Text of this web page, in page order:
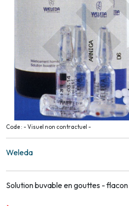
Code : - Visuel non contractuel -
Weleda
Solution buvable en gouttes -